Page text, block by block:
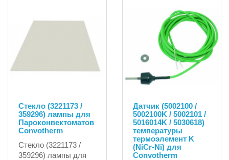
Стекло (3221173 /
359296) лампы для
Пароконвектоматов
Convotherm
Стекло (3221173 /
359296) лампы для
Датчик (5002100 /
5002100K / 5002101 /
5016014K / 5030618)
температуры
термоэлемент K
(NiCr-Ni) для
Convotherm